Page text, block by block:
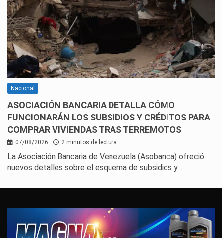
Nacional
ASOCIACIÓN BANCARIA DETALLA CÓMO
FUNCIONARÁN LOS SUBSIDIOS Y CRÉDITOS PARA
COMPRAR VIVIENDAS TRAS TERREMOTOS
07/08/2026 2 minutos de lectura
La Asociación Bancaria de Venezuela (Asobanca) ofreció
nuevos detalles sobre el esquema de subsidios y…